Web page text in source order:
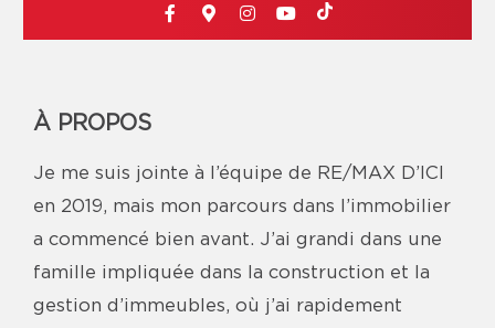
À PROPOS
Je me suis jointe à l’équipe de RE/MAX D’ICI
en 2019, mais mon parcours dans l’immobilier
a commencé bien avant. J’ai grandi dans une
famille impliquée dans la construction et la
gestion d’immeubles, où j’ai rapidement